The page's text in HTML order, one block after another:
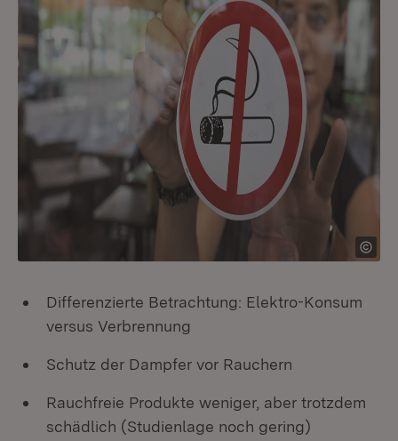
Differenzierte Betrachtung: Elektro-Konsum
versus Verbrennung
Schutz der Dampfer vor Rauchern
Rauchfreie Produkte weniger, aber trotzdem
schädlich (Studienlage noch gering)